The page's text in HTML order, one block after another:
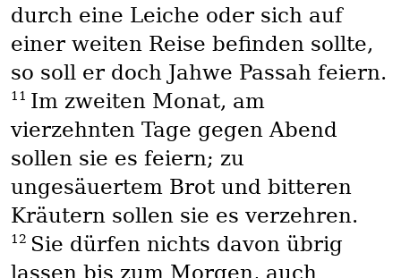
durch eine Leiche oder sich auf
einer weiten Reise befinden sollte,
so soll er doch Jahwe Passah feiern.
11 Im zweiten Monat, am
vierzehnten Tage gegen Abend
sollen sie es feiern; zu
ungesäuertem Brot und bitteren
Kräutern sollen sie es verzehren.
12 Sie dürfen nichts davon übrig
lassen bis zum Morgen, auch